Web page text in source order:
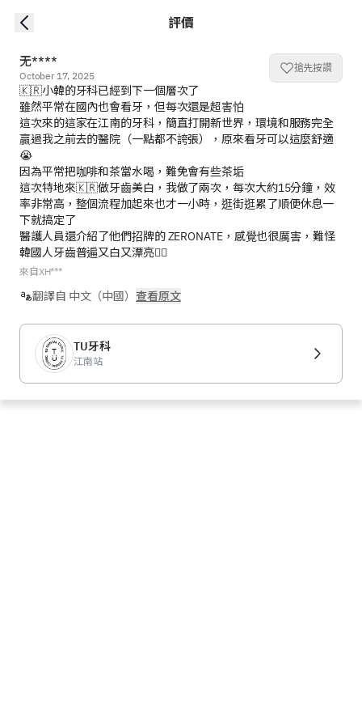
評價
无****
October 17, 2025
搶先按讚
🇰🇷小韓的牙科已經到下一個層次了
雖然平常在國內也會看牙，但每次還是超害怕
這次來的這家在江南的牙科，簡直打開新世界，環境和服務完全
贏過我之前去的醫院（一點都不誇張），原來看牙可以這麼舒適
😭
因為平常把咖啡和茶當水喝，難免會有些茶垢
這次特地來🇰🇷做牙齒美白，我做了兩次，每次大約15分鐘，效
率非常高，整個流程加起來也才一小時，逛街逛累了順便休息一
下就搞定了
醫護人員還介紹了他們招牌的 ZERONATE，感覺也很厲害，難怪
韓國人牙齒普遍又白又漂亮👍🏼
來自XH***
翻譯自 中文（中國） 查看原文
TU牙科
江南站